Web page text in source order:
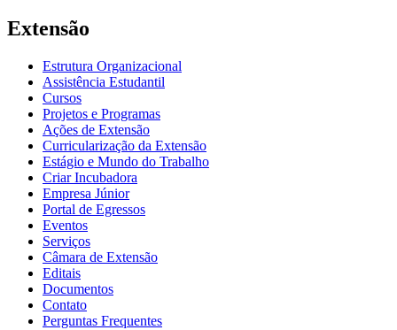
Extensão
Estrutura Organizacional
Assistência Estudantil
Cursos
Projetos e Programas
Ações de Extensão
Curricularização da Extensão
Estágio e Mundo do Trabalho
Criar Incubadora
Empresa Júnior
Portal de Egressos
Eventos
Serviços
Câmara de Extensão
Editais
Documentos
Contato
Perguntas Frequentes